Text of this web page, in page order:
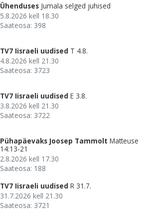
Ühenduses Jumala selged juhised
5.8.2026 kell 18.30
Saateosa: 398
TV7 Iisraeli uudised T 4.8.
4.8.2026 kell 21.30
Saateosa: 3723
TV7 Iisraeli uudised E 3.8.
3.8.2026 kell 21.30
Saateosa: 3722
Pühapäevaks Joosep Tammolt Matteuse
14:13-21
2.8.2026 kell 17.30
Saateosa: 188
TV7 Iisraeli uudised R 31.7.
31.7.2026 kell 21.30
Saateosa: 3721